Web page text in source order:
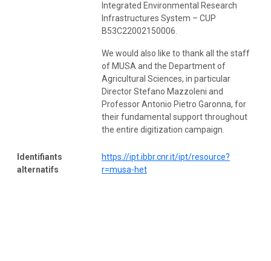
Integrated Environmental Research
Infrastructures System – CUP
B53C22002150006.
We would also like to thank all the staff
of MUSA and the Department of
Agricultural Sciences, in particular
Director Stefano Mazzoleni and
Professor Antonio Pietro Garonna, for
their fundamental support throughout
the entire digitization campaign.
Identifiants
alternatifs
https://ipt.ibbr.cnr.it/ipt/resource?
r=musa-het